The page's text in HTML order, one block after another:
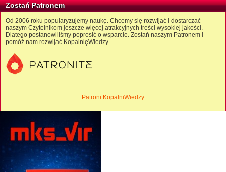
Zostań Patronem
Od 2006 roku popularyzujemy naukę. Chcemy się rozwijać i dostarczać
naszym Czytelnikom jeszcze więcej atrakcyjnych treści wysokiej jakości.
Dlatego postanowiliśmy poprosić o wsparcie. Zostań naszym Patronem i
pomóż nam rozwijać KopalnięWiedzy.
Patroni KopalniWiedzy